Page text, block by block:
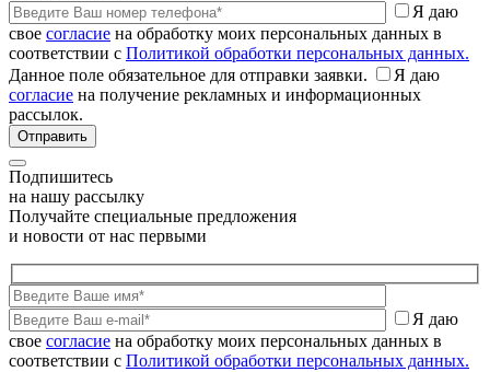
Я даю
свое согласие на обработку моих персональных данных в
соответствии с Политикой обработки персональных данных.
Данное поле обязательное для отправки заявки.
Я даю
согласие на получение рекламных и информационных
рассылок.
Подпишитесь
на нашу рассылку
Получайте специальные предложения
и новости от нас первыми
Я даю
свое согласие на обработку моих персональных данных в
соответствии с Политикой обработки персональных данных.